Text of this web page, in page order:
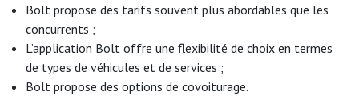
Bolt propose des tarifs souvent plus abordables que les
concurrents ;
L’application Bolt offre une flexibilité de choix en termes
de types de véhicules et de services ;
Bolt propose des options de covoiturage.